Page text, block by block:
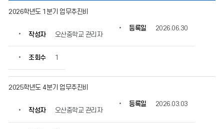
무
비
내
역
2026학년도 1분기 업무추진비
작성자 오산중학교 관리자
등록일 2026.06.30
조회수 1
2025학년도 4분기 업무추진비
작성자 오산중학교 관리자
등록일 2026.03.03